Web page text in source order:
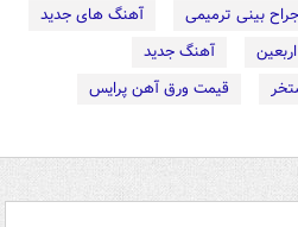
بینی ترمیمی
آهنگ های جدید
آهنگ جدید
قیمت ورق آهن پرایس